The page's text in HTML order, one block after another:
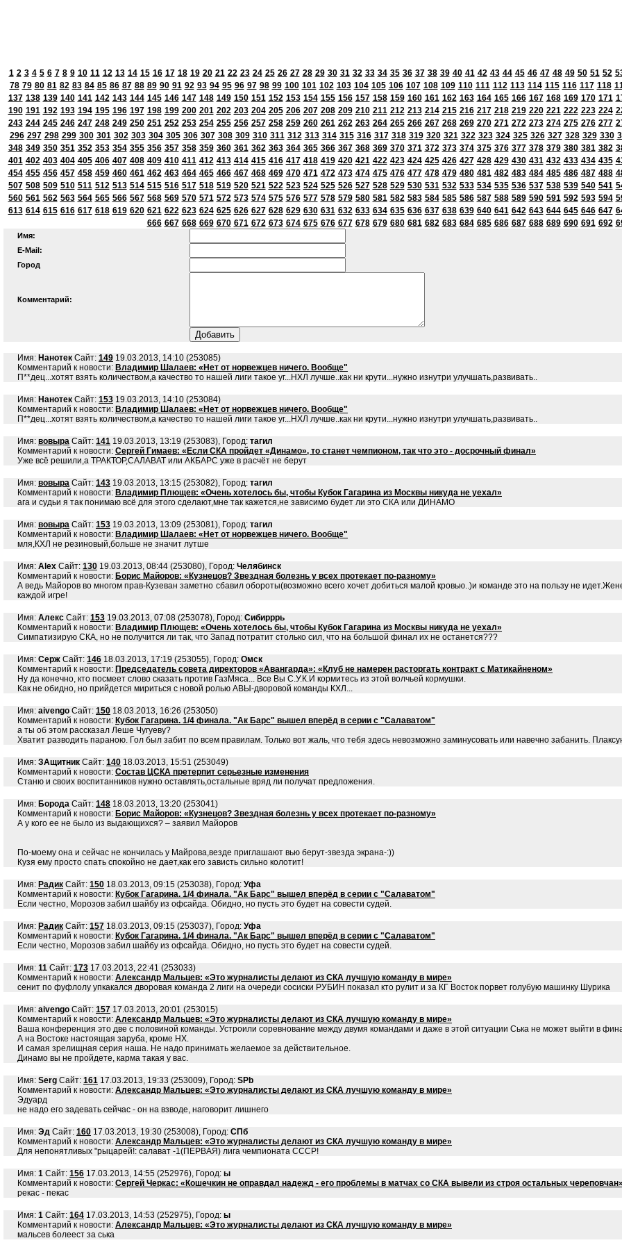
1 2 3 4 5 6 7 8 9 10 11 12 13 14 15 16 17 18 19 20 21 22 23 24 25 26 27 28 29 30 31 32 33 34 35 36 37 38 39 40 41 42 43 44 45 46 47 48 49 50 51 52
78 79 80 81 82 83 84 85 86 87 88 89 90 91 92 93 94 95 96 97 98 99 100 101 102 103 104 105 106 107 108 109 110 111 112 113 114 115 116 117 118
137 138 139 140 141 142 143 144 145 146 147 148 149 150 151 152 153 154 155 156 157 158 159 160 161 162 163 164 165 166 167 168 169 170 171
190 191 192 193 194 195 196 197 198 199 200 201 202 203 204 205 206 207 208 209 210 211 212 213 214 215 216 217 218 219 220 221 222 223 224
243 244 245 246 247 248 249 250 251 252 253 254 255 256 257 258 259 260 261 262 263 264 265 266 267 268 269 270 271 272 273 274 275 276 277
296 297 298 299 300 301 302 303 304 305 306 307 308 309 310 311 312 313 314 315 316 317 318 319 320 321 322 323 324 325 326 327 328 329 330
348 349 350 351 352 353 354 355 356 357 358 359 360 361 362 363 364 365 366 367 368 369 370 371 372 373 374 375 376 377 378 379 380 381 382
401 402 403 404 405 406 407 408 409 410 411 412 413 414 415 416 417 418 419 420 421 422 423 424 425 426 427 428 429 430 431 432 433 434 435
454 455 456 457 458 459 460 461 462 463 464 465 466 467 468 469 470 471 472 473 474 475 476 477 478 479 480 481 482 483 484 485 486 487 488
507 508 509 510 511 512 513 514 515 516 517 518 519 520 521 522 523 524 525 526 527 528 529 530 531 532 533 534 535 536 537 538 539 540 541
560 561 562 563 564 565 566 567 568 569 570 571 572 573 574 575 576 577 578 579 580 581 582 583 584 585 586 587 588 589 590 591 592 593 594
613 614 615 616 617 618 619 620 621 622 623 624 625 626 627 628 629 630 631 632 633 634 635 636 637 638 639 640 641 642 643 644 645 646 647
666 667 668 669 670 671 672 673 674 675 676 677 678 679 680 681 682 683 684 685 686 687 688 689 690 691 692
Имя:
E-Mail:
Город
Комментарий:
Имя: Нанотек Сайт: 149 19.03.2013, 14:10 (253085)
Комментарий к новости: Владимир Шалаев: «Нет от норвежцев ничего. Вообще"
П**дец...хотят взять количеством,а качество то нашей лиги такое уг...НХЛ лучше..как ни крути...нужно изнутри улучшать,развивать..
Имя: Нанотек Сайт: 153 19.03.2013, 14:10 (253084)
Комментарий к новости: Владимир Шалаев: «Нет от норвежцев ничего. Вообще"
П**дец...хотят взять количеством,а качество то нашей лиги такое уг...НХЛ лучше..как ни крути...нужно изнутри улучшать,развивать..
Имя: вовыра Сайт: 141 19.03.2013, 13:19 (253083), Город: тагил
Комментарий к новости: Сергей Гимаев: «Если СКА пройдет «Динамо», то станет чемпионом, так что это - досрочный финал»
Уже всё решили,а ТРАКТОР,САЛАВАТ или АКБАРС уже в расчёт не берут
Имя: вовыра Сайт: 143 19.03.2013, 13:15 (253082), Город: тагил
Комментарий к новости: Владимир Плющев: «Очень хотелось бы, чтобы Кубок Гагарина из Москвы никуда не уехал»
ага и судьи я так понимаю всё для этого сделают,мне так кажется,не зависимо будет ли это СКА или ДИНАМО
Имя: вовыра Сайт: 153 19.03.2013, 13:09 (253081), Город: тагил
Комментарий к новости: Владимир Шалаев: «Нет от норвежцев ничего. Вообще"
мля,КХЛ не резиновый,больше не значит лутше
Имя: Alex Сайт: 130 19.03.2013, 08:44 (253080), Город: Челябинск
Комментарий к новости: Борис Майоров: «Кузнецов? Звездная болезнь у всех протекает по-разному»
А ведь Майоров во многом прав-Кузеван заметно сбавил обороты(возможно всего хочет добиться малой кровью..)и команде это на пользу не
каждой игре!
Имя: Алекс Сайт: 153 19.03.2013, 07:08 (253078), Город: Сибирррь
Комментарий к новости: Владимир Плющев: «Очень хотелось бы, чтобы Кубок Гагарина из Москвы никуда не уехал»
Симпатизирую СКА, но не получится ли так, что Запад потратит столько сил, что на большой финал их не останется???
Имя: Серж Сайт: 146 18.03.2013, 17:19 (253055), Город: Омск
Комментарий к новости: Председатель совета директоров «Авангарда»: «Клуб не намерен расторгать контракт с Матикайненом»
Ну да конечно, кто посмеет слово сказать против ГазМяса... Все Вы С.У.К.И кормитесь из этой волчьей кормушки.
Как не обидно, но прийдется мириться с новой ролью АВЫ-дворовой команды КХЛ...
Имя: aivengo Сайт: 150 18.03.2013, 16:26 (253050)
Комментарий к новости: Кубок Гагарина. 1/4 финала. "Ак Барс" вышел вперёд в серии с "Салаватом"
а ты об этом рассказал Леше Чугуеву?
Хватит разводить параною. Гол был забит по всем правилам. Только вот жаль, что тебя здесь невозможно заминусовать или навечно забанить.
Имя: ЗАщитник Сайт: 140 18.03.2013, 15:51 (253049)
Комментарий к новости: Состав ЦСКА претерпит серьезные изменения
Станю и своих воспитанников нужно оставлять,остальные вряд ли получат предложения.
Имя: Борода Сайт: 148 18.03.2013, 13:20 (253041)
Комментарий к новости: Борис Майоров: «Кузнецов? Звездная болезнь у всех протекает по-разному»
А у кого ее не было из выдающихся? – заявил Майоров
По-моему она и сейчас не кончилась у Майрова,везде приглашают вью берут-звезда экрана-:))
Кузя ему просто спать спокойно не дает,как его зависть сильно колотит!
Имя: Радик Сайт: 150 18.03.2013, 09:15 (253038), Город: Уфа
Комментарий к новости: Кубок Гагарина. 1/4 финала. "Ак Барс" вышел вперёд в серии с "Салаватом"
Если честно, Морозов забил шайбу из офсайда. Обидно, но пусть это будет на совести судей.
Имя: Радик Сайт: 157 18.03.2013, 09:15 (253037), Город: Уфа
Комментарий к новости: Кубок Гагарина. 1/4 финала. "Ак Барс" вышел вперёд в серии с "Салаватом"
Если честно, Морозов забил шайбу из офсайда. Обидно, но пусть это будет на совести судей.
Имя: 11 Сайт: 173 17.03.2013, 22:41 (253033)
Комментарий к новости: Александр Мальцев: «Это журналисты делают из СКА лучшую команду в мире»
сенит по фуфлолу упкакался дворовая команда 2 лиги на очереди сосиски РУБИН показал кто рулит и за КГ Восток порвет голубую машинку Шурика
Имя: aivengo Сайт: 157 17.03.2013, 20:01 (253015)
Комментарий к новости: Александр Мальцев: «Это журналисты делают из СКА лучшую команду в мире»
Ваша конференция это две с половиной команды. Устроили соревнование между двумя командами и даже в этой ситуации Ська не может выйти в
А на Востоке настоящая заруба, кроме НХ.
И самая зрелищная серия наша. Не надо принимать желаемое за действительное.
Динамо вы не пройдете, карма такая у вас.
Имя: Serg Сайт: 161 17.03.2013, 19:33 (253009), Город: SPb
Комментарий к новости: Александр Мальцев: «Это журналисты делают из СКА лучшую команду в мире»
Эдуард
не надо его задевать сейчас - он на взводе, наговорит лишнего
Имя: Эд Сайт: 160 17.03.2013, 19:30 (253008), Город: СПб
Комментарий к новости: Александр Мальцев: «Это журналисты делают из СКА лучшую команду в мире»
Для непонятливых "рыцарей!: салават -1(ПЕРВАЯ) лига чемпионата СССР!
Имя: 1 Сайт: 156 17.03.2013, 14:55 (252976), Город: ы
Комментарий к новости: Сергей Черкас: «Кошечкин не оправдал надежд - его проблемы в матчах со СКА вывели из строя остальных
рекас - пекас
Имя: 1 Сайт: 164 17.03.2013, 14:53 (252975), Город: ы
Комментарий к новости: Александр Мальцев: «Это журналисты делают из СКА лучшую команду в мире»
мальсев болеест за ська